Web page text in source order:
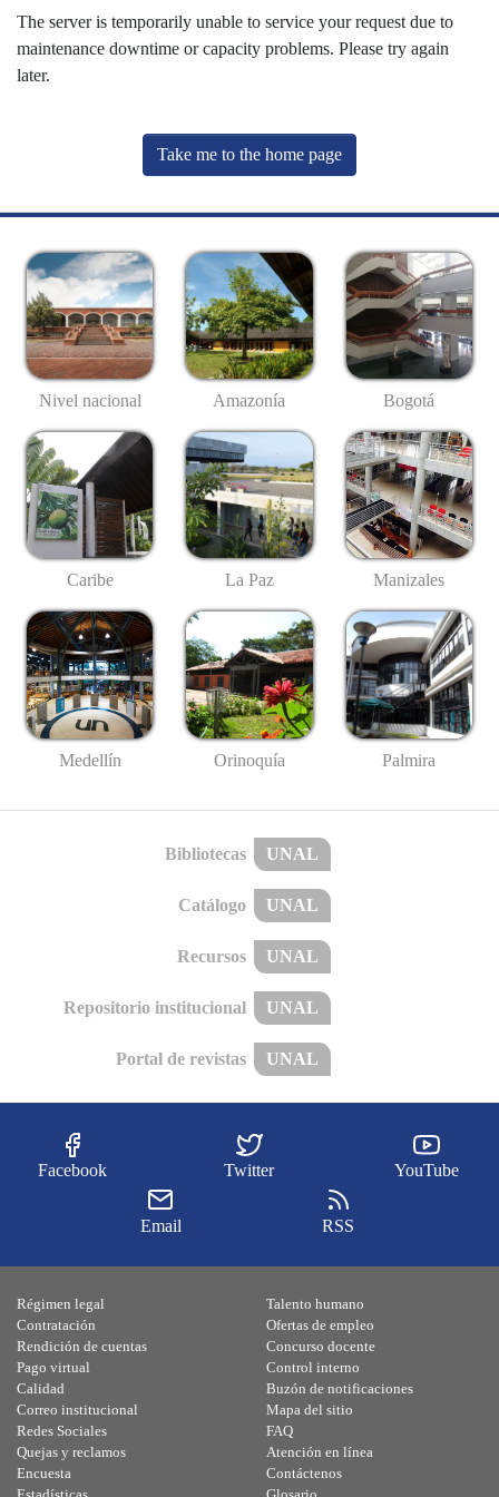
The server is temporarily unable to service your request due to
maintenance downtime or capacity problems. Please try again
later.
Take me to the home page
Nivel nacional Amazonía Bogotá
Caribe La Paz Manizales
Medellín Orinoquía Palmira
Bibliotecas UNAL
Catálogo UNAL
Recursos UNAL
Repositorio institucional UNAL
Portal de revistas UNAL
Facebook Twitter YouTube
Email RSS
Régimen legal
Contratación
Rendición de cuentas
Pago virtual
Calidad
Talento humano
Ofertas de empleo
Concurso docente
Control interno
Buzón de notificaciones
Correo institucional
Redes Sociales
Quejas y reclamos
Encuesta
Mapa del sitio
FAQ
Atención en línea
Contáctenos